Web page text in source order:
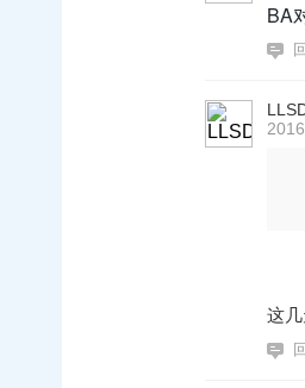
BA
这